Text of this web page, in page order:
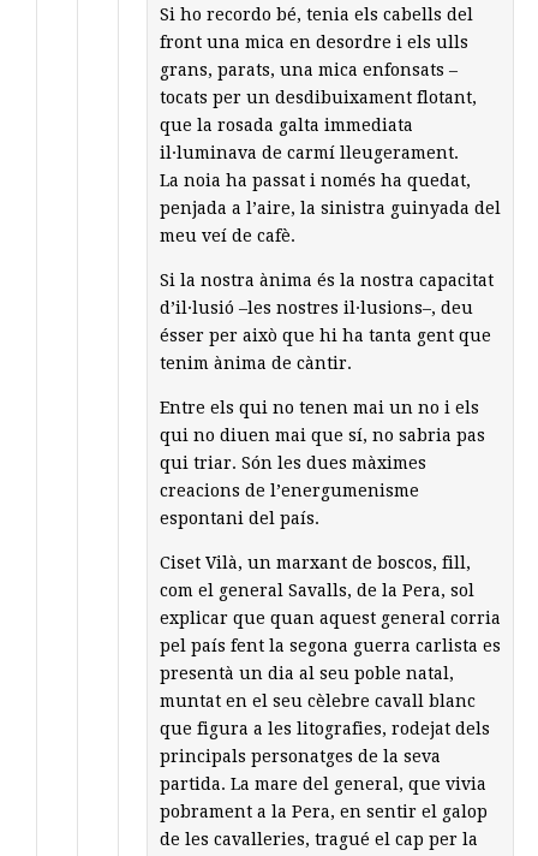
Si ho recordo bé, tenia els cabells del
front una mica en desordre i els ulls
grans, parats, una mica enfonsats –
tocats per un desdibuixament flotant,
que la rosada galta immediata
il·luminava de carmí lleugerament.
La noia ha passat i només ha quedat,
penjada a l’aire, la sinistra guinyada del
meu veí de cafè.
Si la nostra ànima és la nostra capacitat
d’il·lusió –les nostres il·lusions–, deu
ésser per això que hi ha tanta gent que
tenim ànima de càntir.
Entre els qui no tenen mai un no i els
qui no diuen mai que sí, no sabria pas
qui triar. Són les dues màximes
creacions de l’energumenisme
espontani del país.
Ciset Vilà, un marxant de boscos, fill,
com el general Savalls, de la Pera, sol
explicar que quan aquest general corria
pel país fent la segona guerra carlista es
presentà un dia al seu poble natal,
muntat en el seu cèlebre cavall blanc
que figura a les litografies, rodejat dels
principals personatges de la seva
partida. La mare del general, que vivia
pobrament a la Pera, en sentir el galop
de les cavalleries, tragué el cap per la